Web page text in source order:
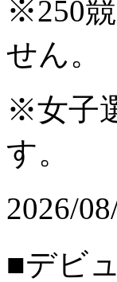
※250
せん。
※女子
す。
2026/
■デビ